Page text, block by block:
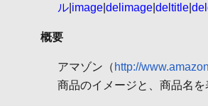
ル| image| delimage| deltitle|
概要
アマゾン（ http://
商品のイメージと、商品名を